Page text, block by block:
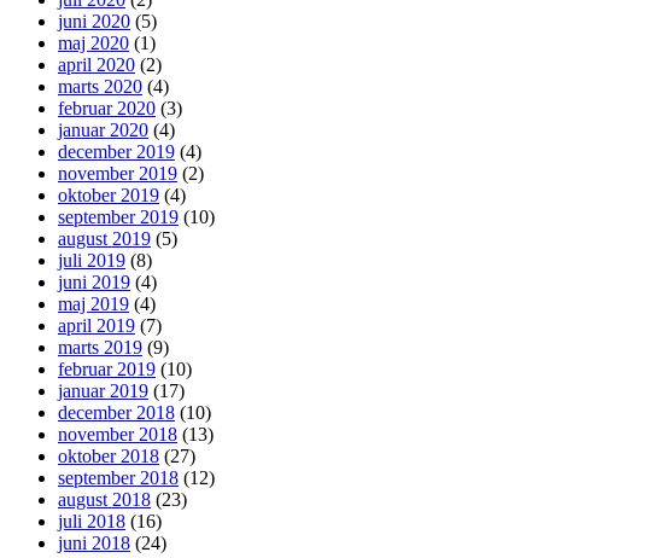
juni 2020 (5)
maj 2020 (1)
april 2020 (2)
marts 2020 (4)
februar 2020 (3)
januar 2020 (4)
december 2019 (4)
november 2019 (2)
oktober 2019 (4)
september 2019 (10)
august 2019 (5)
juli 2019 (8)
juni 2019 (4)
maj 2019 (4)
april 2019 (7)
marts 2019 (9)
februar 2019 (10)
januar 2019 (17)
december 2018 (10)
november 2018 (13)
oktober 2018 (27)
september 2018 (12)
august 2018 (23)
juli 2018 (16)
juni 2018 (24)